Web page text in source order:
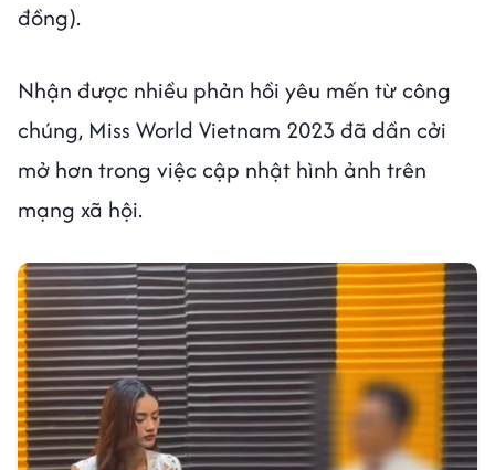
đồng).
Nhận được nhiều phản hồi yêu mến từ công
chúng, Miss World Vietnam 2023 đã dần cởi
mở hơn trong việc cập nhật hình ảnh trên
mạng xã hội.